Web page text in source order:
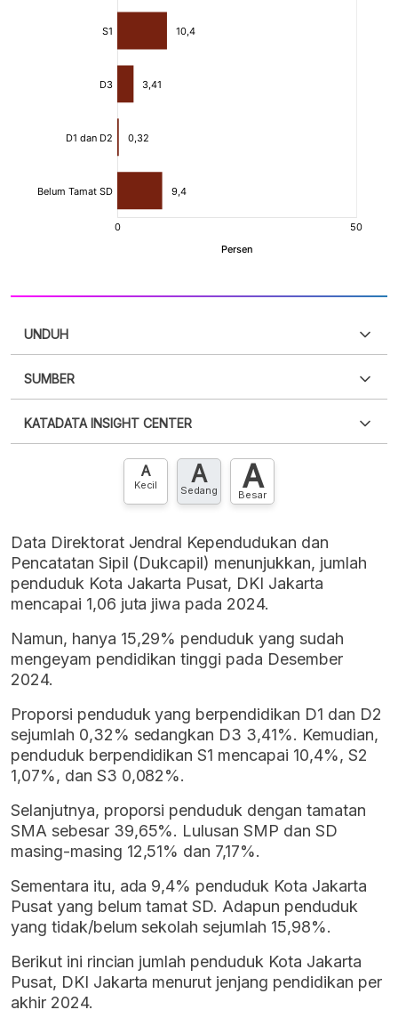
UNDUH
XLS
SUMBER
punya akun?Silakan Daftar sekarang
KATADATA INSIGHT CENTER
Hubungi sekarang »
A
Kecil A
Sedang A
Besar
Data Direktorat Jendral Kependudukan dan
Pencatatan Sipil (Dukcapil) menunjukkan, jumlah
penduduk Kota Jakarta Pusat, DKI Jakarta
mencapai 1,06 juta jiwa pada 2024.
Namun, hanya 15,29% penduduk yang sudah
mengeyam pendidikan tinggi pada Desember
2024.
Proporsi penduduk yang berpendidikan D1 dan D2
sejumlah 0,32% sedangkan D3 3,41%. Kemudian,
penduduk berpendidikan S1 mencapai 10,4%, S2
1,07%, dan S3 0,082%.
Selanjutnya, proporsi penduduk dengan tamatan
SMA sebesar 39,65%. Lulusan SMP dan SD
masing-masing 12,51% dan 7,17%.
Sementara itu, ada 9,4% penduduk Kota Jakarta
Pusat yang belum tamat SD. Adapun penduduk
yang tidak/belum sekolah sejumlah 15,98%.
Berikut ini rincian jumlah penduduk Kota Jakarta
Pusat, DKI Jakarta menurut jenjang pendidikan per
akhir 2024.